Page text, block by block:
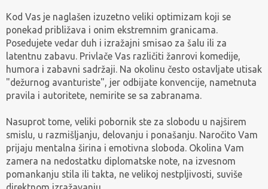
Kod Vas je naglašen izuzetno veliki optimizam koji se
ponekad približava i onim ekstremnim granicama.
Posedujete vedar duh i izražajni smisao za šalu ili za
latentnu zabavu. Privlače Vas različiti žanrovi komedije,
humora i zabavni sadržaji. Na okolinu često ostavljate utisak
"dežurnog avanturiste", jer odbijate konvencije, nametnuta
pravila i autoritete, nemirite se sa zabranama.
Nasuprot tome, veliki pobornik ste za slobodu u najširem
smislu, u razmišljanju, delovanju i ponašanju. Naročito Vam
prijaju mentalna širina i emotivna sloboda. Okolina Vam
zamera na nedostatku diplomatske note, na izvesnom
pomankanju stila ili takta, ne velikoj nestpljivosti, suviše